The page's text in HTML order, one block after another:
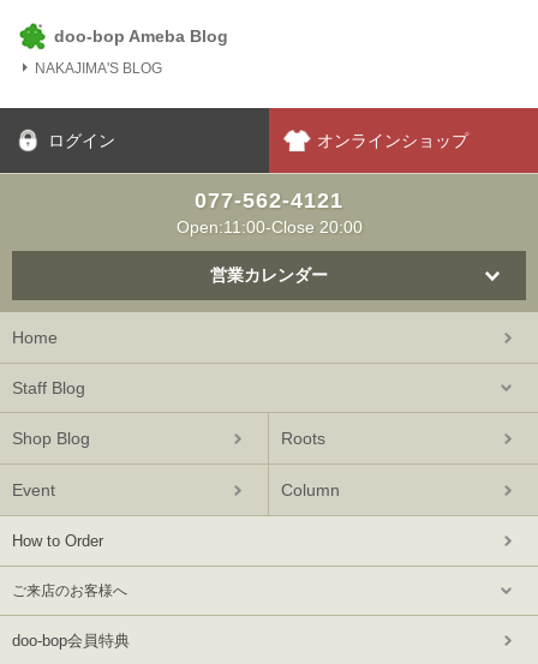
doo-bop Ameba Blog
NAKAJIMA'S BLOG
ログイン オンラインショップ
077-562-4121
Open:11:00-Close 20:00
営業カレンダー
Home
Staff Blog
Shop Blog Roots
Event Column
How to Order
ご来店のお客様へ
doo-bop会員特典